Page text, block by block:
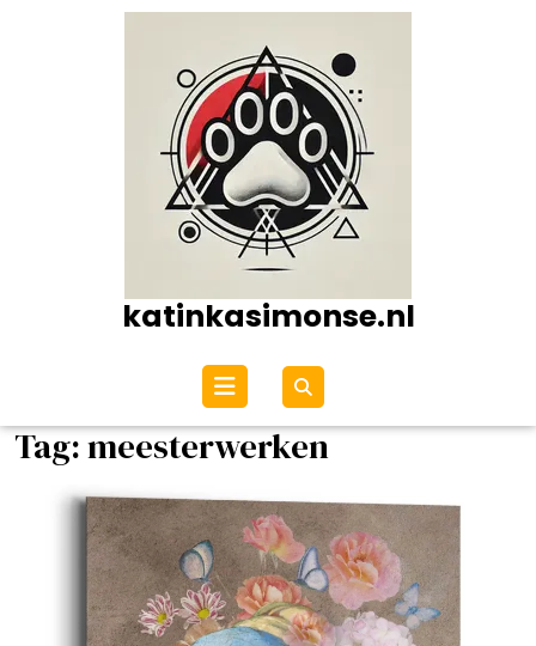
katinkasimonse.nl
Open
menu
Tag:meesterwerken